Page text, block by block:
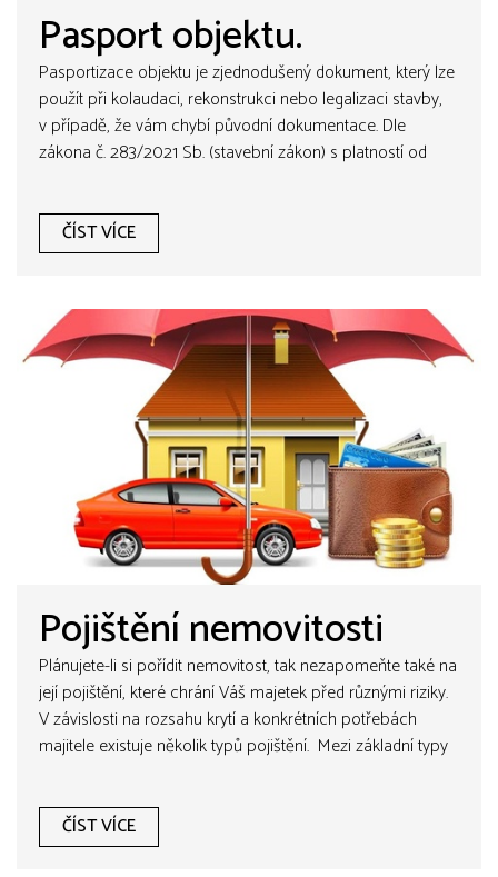
Pasport objektu.
Pasportizace objektu je zjednodušený dokument, který lze
použít při kolaudaci, rekonstrukci nebo legalizaci stavby,
v případě, že vám chybí původní dokumentace. Dle
zákona č. 283/2021 Sb. (stavební zákon) s platností od
stavební dokumentaci..
ČÍST VÍCE
Pojištění nemovitosti
Plánujete-li si pořídit nemovitost, tak nezapomeňte také na
její pojištění, které chrání Váš majetek před různými riziky.
V závislosti na rozsahu krytí a konkrétních potřebách
majitele existuje několik typů pojištění. Mezi základní typy
ČÍST VÍCE